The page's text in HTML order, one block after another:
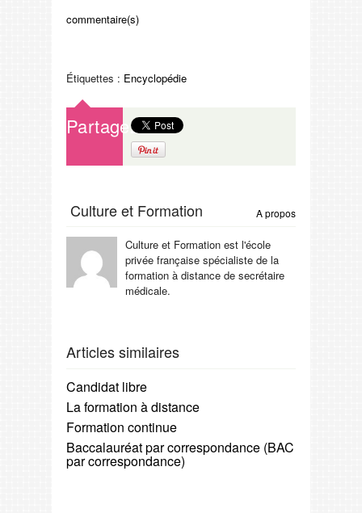
commentaire(s)
Étiquettes : Encyclopédie
Partagez
Culture et Formation A propos
Culture et Formation est l'école
privée française spécialiste de la
formation à distance de secrétaire
médicale.
Articles similaires
Candidat libre
La formation à distance
Formation continue
Baccalauréat par correspondance (BAC
par correspondance)